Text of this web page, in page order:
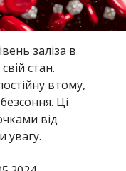
заліза в
стан.
втому,
Ці
від
увагу.